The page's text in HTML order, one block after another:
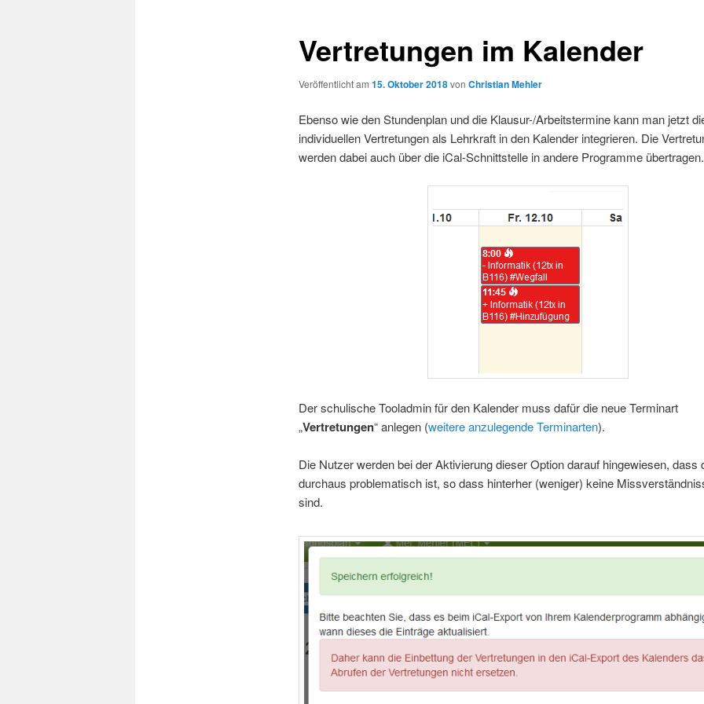
Vertretungen im Kalender
Veröffentlicht am 15. Oktober 2018von Christian Mehler
Ebenso wie den Stundenplan und die Klausur-/Arbeitstermine kann man jetzt
individuellen Vertretungen als Lehrkraft in den Kalender integrieren. Die
werden dabei auch über die iCal-Schnittstelle in andere Programme übertragen.
Der schulische Tooladmin für den Kalender muss dafür die neue Terminart
„Vertretungen“ anlegen (weitere anzulegende Terminarten).
Die Nutzer werden bei der Aktivierung dieser Option darauf hingewiesen, dass
durchaus problematisch ist, so dass hinterher (weniger) keine
sind.